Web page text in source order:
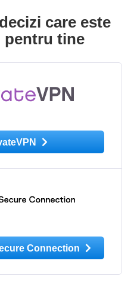
care este
pentru tine
Connection